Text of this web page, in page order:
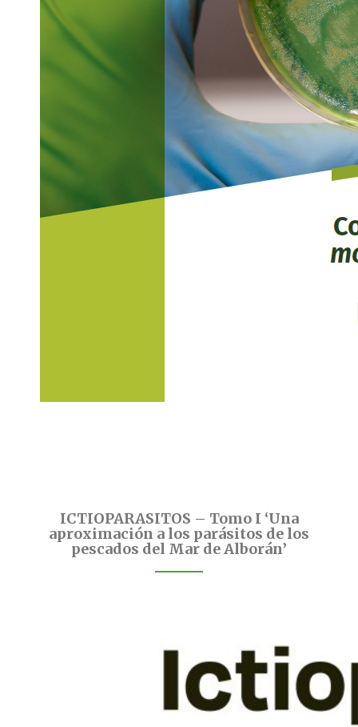
ICTIOPARASITOS – Tomo I ‘Una
aproximación a los parásitos de los
pescados del Mar de Alborán’